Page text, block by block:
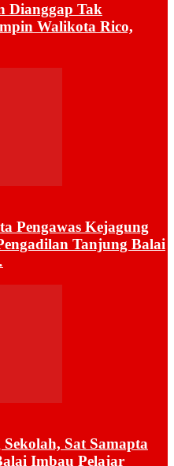
Dianggap Tak
Walikota Rico,
Pengawas Kejagung
Tanjung Balai
Sat Samapta
Imbau Pelajar